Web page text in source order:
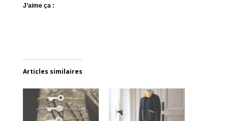
J’aime ça :
Articles similaires